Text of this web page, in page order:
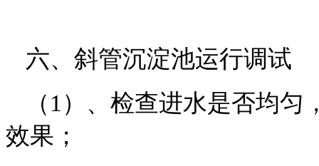
六、斜管沉淀池运行调试
（ 1 ）、检查进水是否均匀
效果；